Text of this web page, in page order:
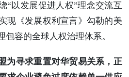
“以发展促进人权”理念交流互
现《发展权利宣言》勾勒的美
包容的全球人权治理体系。
为寻求重置对华贸易关系，正